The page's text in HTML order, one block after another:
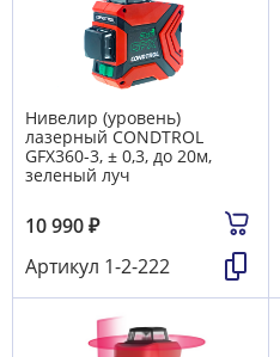
Нивелир (уровень)
лазерный CONDTROL
GFX360-3, ± 0,3, до 20м,
зеленый луч
10 990₽
Артикул 1-2-222